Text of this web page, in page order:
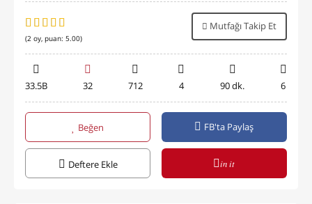
(2 oy, puan: 5.00)
Mutfağı Takip Et
33.5B 32 712 4 90 dk. 6
Beğen FB'ta Paylaş
Deftere Ekle in it